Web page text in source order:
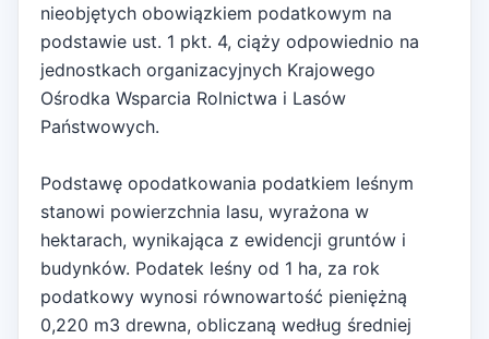
nieobjętych obowiązkiem podatkowym na
podstawie ust. 1 pkt. 4, ciąży odpowiednio na
jednostkach organizacyjnych Krajowego
Ośrodka Wsparcia Rolnictwa i Lasów
Państwowych.
Podstawę opodatkowania podatkiem leśnym
stanowi powierzchnia lasu, wyrażona w
hektarach, wynikająca z ewidencji gruntów i
budynków. Podatek leśny od 1 ha, za rok
podatkowy wynosi równowartość pieniężną
0,220 m3 drewna, obliczaną według średniej